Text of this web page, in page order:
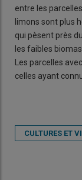
entre les
limons sont plus
qui pèsent près
les faibles
Les parcelles
celles ayant
CULTURES ET